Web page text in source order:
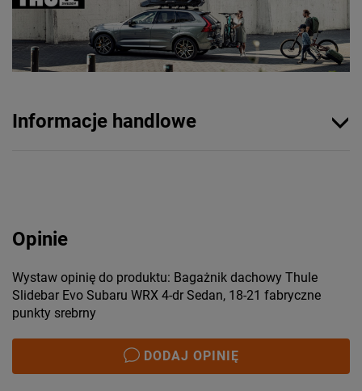
Informacje handlowe
Opinie
Wystaw opinię do produktu: Bagażnik dachowy Thule
Slidebar Evo Subaru WRX 4-dr Sedan, 18-21 fabryczne
punkty srebrny
DODAJ OPINIĘ